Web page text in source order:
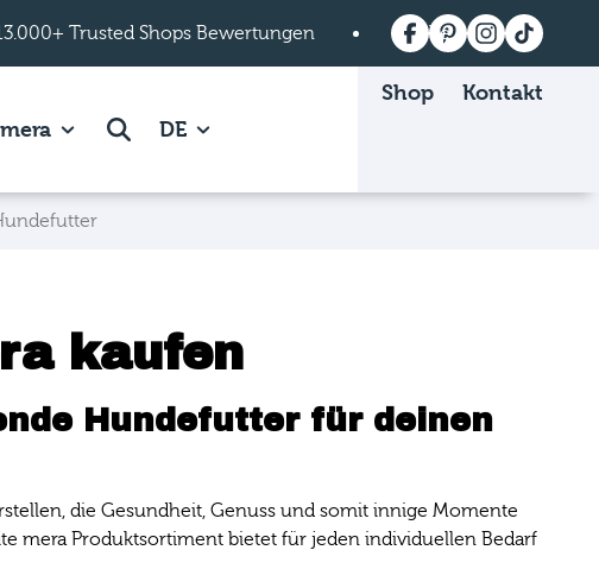
Trusted Shops Bewertungen Versandkostenfrei
of Mein mera page.
Show subpages of Über mera page.
Suche DE
Shop Kontakt
kaufen
Hundefutter für deinen
die Gesundheit, Genuss und somit innige Momente
mera Produktsortiment bietet für jeden individuellen Bedarf